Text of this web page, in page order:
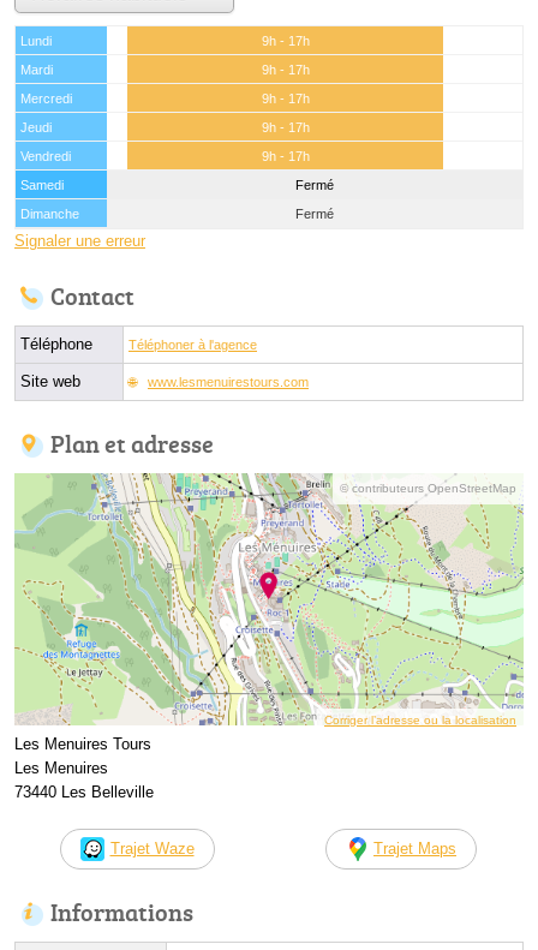
Lundi
9h - 17h
Mardi
9h - 17h
Mercredi
9h - 17h
Jeudi
9h - 17h
Vendredi
9h - 17h
Samedi
Fermé
Dimanche
Fermé
Signaler une erreur
Contact
Téléphone Téléphoner à l'agence
Site web www.lesmenuirestours.com
Plan et adresse
© contributeurs OpenStreetMap
Corriger l’adresse ou la localisation
Les Menuires Tours
Les Menuires
73440 Les Belleville
Trajet Waze Trajet Maps
Informations